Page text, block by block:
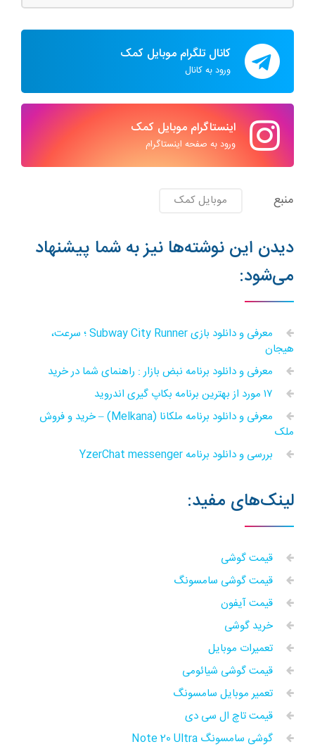
کانال تلگرام موبایل کمک
ورود به کانال
اینستاگرام موبایل کمک
ورود به صفحه اینستاگرام
منبع موبایل کمک
دیدن این نوشته‌ها نیز به شما پیشنهاد
می‌شود:
معرفی و دانلود بازی Subway City Runner ؛ سرعت،
هیجان
معرفی و دانلود برنامه نبض بازار : راهنمای شما در خرید
معرفی و دانلود برنامه ملکانا (Melkana) – خرید و فروش
ملک
بررسی و دانلود برنامه YzerChat messenger
لینک‌های مفید:
قیمت گوشی
قیمت گوشی سامسونگ
قیمت آیفون
خرید گوشی
تعمیرات موبایل
قیمت گوشی شیائومی
تعمیر موبایل سامسونگ
قیمت تاچ ال سی دی
گوشی سامسونگ Note 20 Ultra